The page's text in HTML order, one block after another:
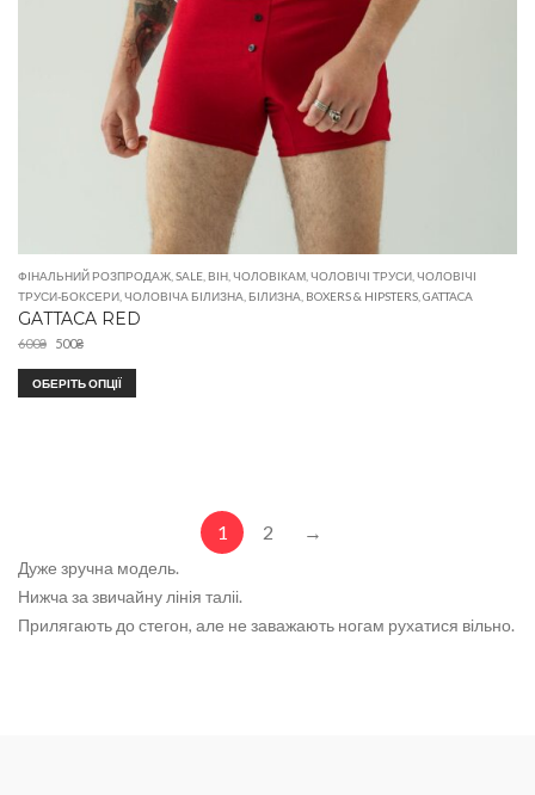
ФІНАЛЬНИЙ РОЗПРОДАЖ SALE ВІН ЧОЛОВІКАМ ЧОЛОВІЧІ ТРУСИ ЧОЛОВІЧІ
ТРУСИ-БОКСЕРИ ЧОЛОВІЧА БІЛИЗНА БІЛИЗНА BOXERS & HIPSTERS GATTACA
GATTACA RED
600₴ 500₴
ОБЕРІТЬ ОПЦІЇ
1 2 →
Дуже зручна модель.
Нижча за звичайну лінія таліі.
Прилягають до стегон, але не заважають ногам рухатися вільно.